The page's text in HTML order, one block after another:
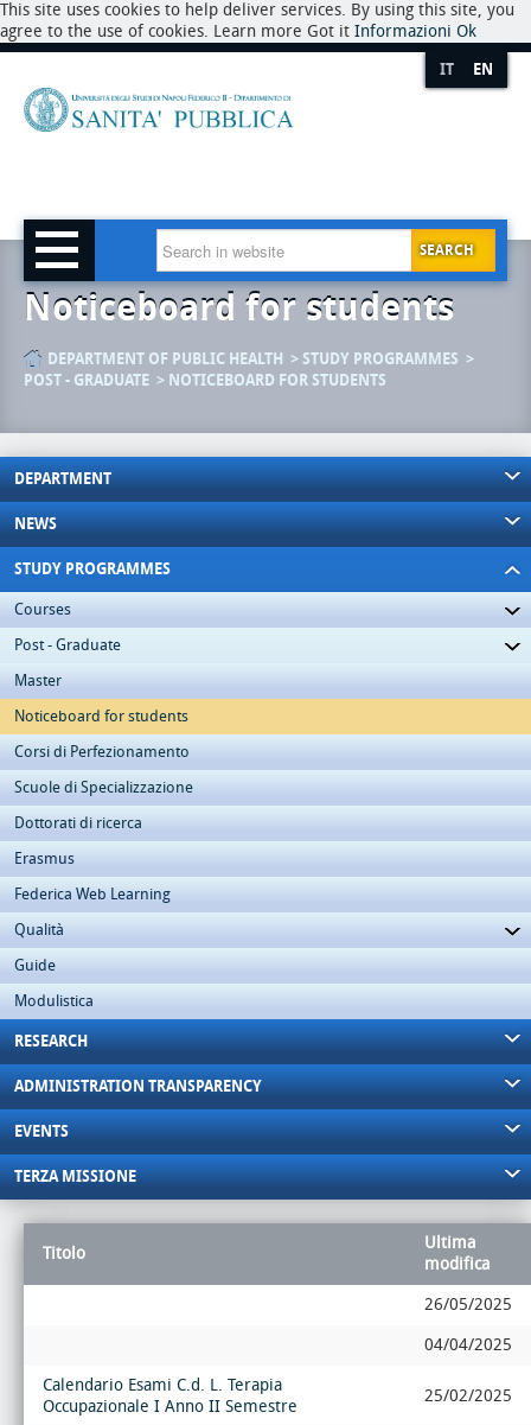
This site uses cookies to help deliver services. By using this site, you
agree to the use of cookies. Learn more Got it Informazioni Ok
IT EN
SEARCH
Noticeboard for students
DEPARTMENT OF PUBLIC HEALTH
STUDY PROGRAMMES
POST - GRADUATE
NOTICEBOARD FOR STUDENTS
DEPARTMENT
NEWS
STUDY PROGRAMMES
Courses
Post - Graduate
Master
Noticeboard for students
Corsi di Perfezionamento
Scuole di Specializzazione
Dottorati di ricerca
Erasmus
Federica Web Learning
Qualità
Guide
Modulistica
RESEARCH
ADMINISTRATION TRANSPARENCY
EVENTS
TERZA MISSIONE
Titolo
Ultima
modifica
26/05/2025
04/04/2025
Calendario Esami C.d. L. Terapia
Occupazionale I Anno II Semestre
25/02/2025